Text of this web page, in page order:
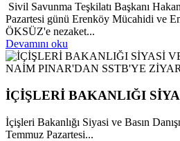
Sivil Savunma Teşkilatı Başkanı
Pazartesi günü Erenköy Mücahidi ve
ÖKSÜZ'e nezaket...
Devamını oku
İÇİŞLERİ BAKANLIĞI
İçişleri Bakanlığı Siyasi ve Basın
Temmuz Pazartesi...